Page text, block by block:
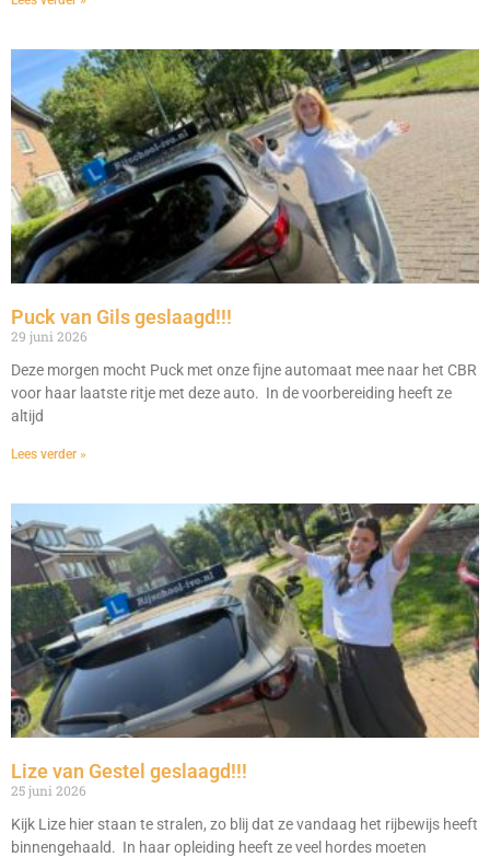
Puck van Gils geslaagd!!!
29 juni 2026
Deze morgen mocht Puck met onze fijne automaat mee naar het CBR
voor haar laatste ritje met deze auto. In de voorbereiding heeft ze
altijd
Lees verder »
Lize van Gestel geslaagd!!!
25 juni 2026
Kijk Lize hier staan te stralen, zo blij dat ze vandaag het rijbewijs heeft
binnengehaald. In haar opleiding heeft ze veel hordes moeten